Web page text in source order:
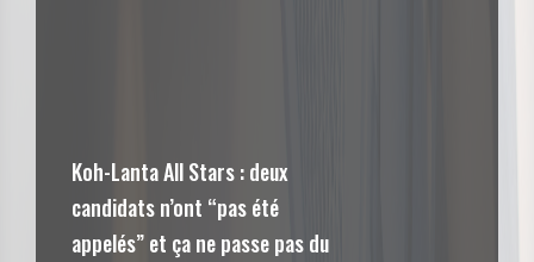
Koh-Lanta All Stars : deux
candidats n’ont “pas été
appelés” et ça ne passe pas du